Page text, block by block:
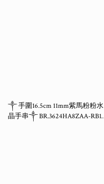
༒ 手圍16.5cm 11mm紫馬粉粉水
晶手串༒ BR.3624HA8ZAA-RB16*